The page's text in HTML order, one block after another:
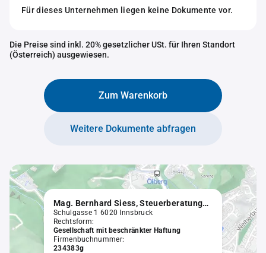
Für dieses Unternehmen liegen keine Dokumente vor.
Die Preise sind inkl. 20% gesetzlicher USt. für Ihren Standort
(Österreich) ausgewiesen.
Zum Warenkorb
Weitere Dokumente abfragen
Mag. Bernhard Siess, Steuerberatungsgesellschaft m.b.H.
Schulgasse 1 6020 Innsbruck
Rechtsform:
Gesellschaft mit beschränkter Haftung
Firmenbuchnummer:
234383g